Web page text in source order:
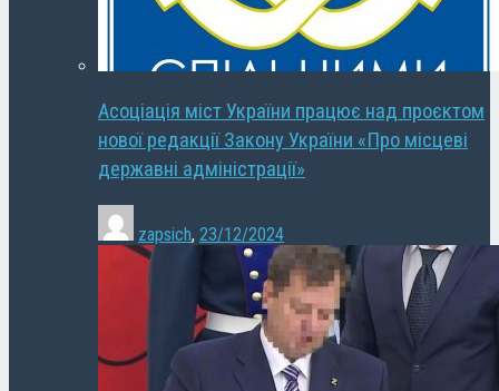
Асоціація міст України працює над проєктом
нової редакції Закону України «Про місцеві
державні адміністрації»
zapsich, 23/12/2024